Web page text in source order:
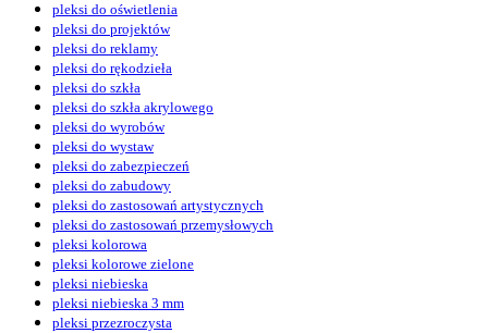
pleksi do oświetlenia
pleksi do projektów
pleksi do reklamy
pleksi do rękodzieła
pleksi do szkła
pleksi do szkła akrylowego
pleksi do wyrobów
pleksi do wystaw
pleksi do zabezpieczeń
pleksi do zabudowy
pleksi do zastosowań artystycznych
pleksi do zastosowań przemysłowych
pleksi kolorowa
pleksi kolorowe zielone
pleksi niebieska
pleksi niebieska 3 mm
pleksi przezroczysta